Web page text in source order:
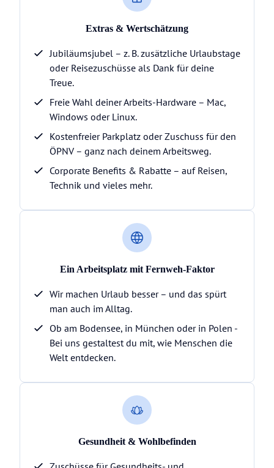
Extras & Wertschätzung
Jubiläumsjubel – z. B. zusätzliche Urlaubstage
oder Reisezuschüsse als Dank für deine
Treue.
Freie Wahl deiner Arbeits-Hardware – Mac,
Windows oder Linux.
Kostenfreier Parkplatz oder Zuschuss für den
ÖPNV – ganz nach deinem Arbeitsweg.
Corporate Benefits & Rabatte – auf Reisen,
Technik und vieles mehr.
Ein Arbeitsplatz mit Fernweh-Faktor
Wir machen Urlaub besser – und das spürt
man auch im Alltag.
Ob am Bodensee, in München oder in Polen -
Bei uns gestaltest du mit, wie Menschen die
Welt entdecken.
Gesundheit & Wohlbefinden